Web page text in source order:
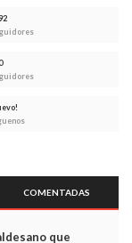
COMENTADAS
que